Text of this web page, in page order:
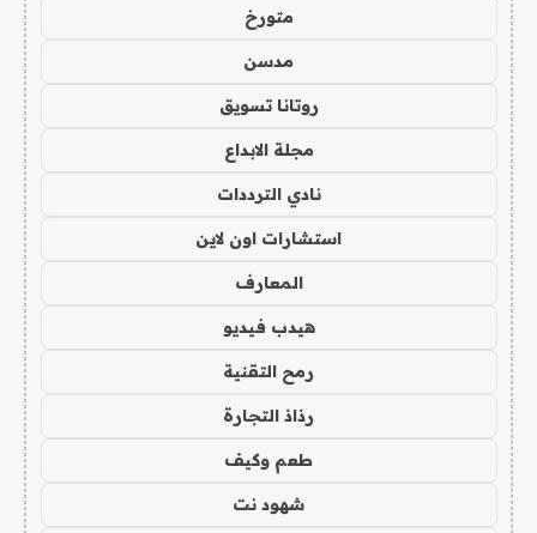
متورخ
مدسن
روتانا تسويق
مجلة الابداع
نادي الترددات
استشارات اون لاين
المعارف
هيدب فيديو
رمح التقنية
رذاذ التجارة
طعم وكيف
شهود نت